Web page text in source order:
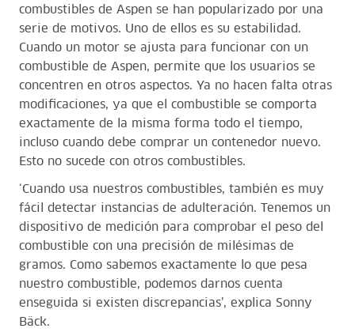
combustibles de Aspen se han popularizado por una
serie de motivos. Uno de ellos es su estabilidad.
Cuando un motor se ajusta para funcionar con un
combustible de Aspen, permite que los usuarios se
concentren en otros aspectos. Ya no hacen falta otras
modificaciones, ya que el combustible se comporta
exactamente de la misma forma todo el tiempo,
incluso cuando debe comprar un contenedor nuevo.
Esto no sucede con otros combustibles.
‘Cuando usa nuestros combustibles, también es muy
fácil detectar instancias de adulteración. Tenemos un
dispositivo de medición para comprobar el peso del
combustible con una precisión de milésimas de
gramos. Como sabemos exactamente lo que pesa
nuestro combustible, podemos darnos cuenta
enseguida si existen discrepancias’, explica Sonny
Bäck.